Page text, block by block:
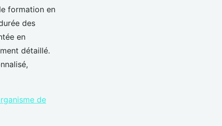
formation en
des
en
détaillé.
de